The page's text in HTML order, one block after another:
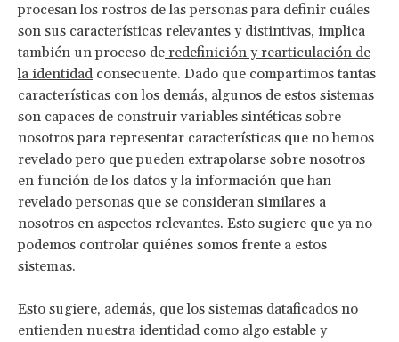
procesan los rostros de las personas para definir cuáles
son sus características relevantes y distintivas, implica
también un proceso de redefinición y rearticulación de
la identidad consecuente. Dado que compartimos tantas
características con los demás, algunos de estos sistemas
son capaces de construir variables sintéticas sobre
nosotros para representar características que no hemos
revelado pero que pueden extrapolarse sobre nosotros
en función de los datos y la información que han
revelado personas que se consideran similares a
nosotros en aspectos relevantes. Esto sugiere que ya no
podemos controlar quiénes somos frente a estos
sistemas.
Esto sugiere, además, que los sistemas dataficados no
entienden nuestra identidad como algo estable y